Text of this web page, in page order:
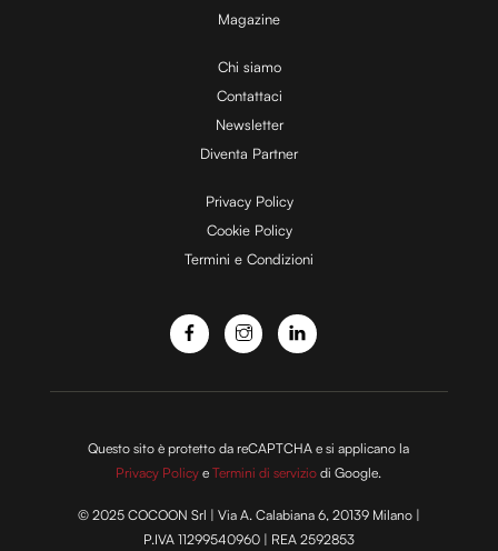
Magazine
Chi siamo
Contattaci
Newsletter
Diventa Partner
Privacy Policy
Cookie Policy
Termini e Condizioni
Questo sito è protetto da reCAPTCHA e si applicano la
Privacy Policy eTermini di servizio di Google.
© 2025 COCOON Srl | Via A. Calabiana 6, 20139 Milano |
P.IVA 11299540960 | REA 2592853